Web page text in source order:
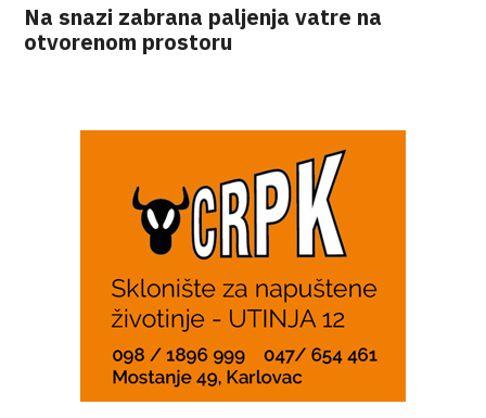
Na snazi zabrana paljenja vatre na
otvorenom prostoru